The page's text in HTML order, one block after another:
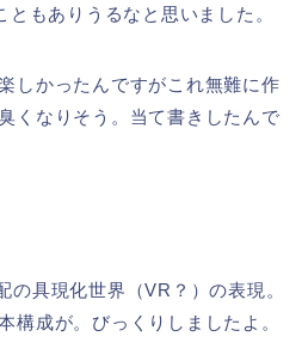
もありうるなと思いました。
しかったんですがこれ無難に作
くなりそう。当て書きしたんで
の具現化世界（VR？）の表現。
構成が。びっくりしましたよ。